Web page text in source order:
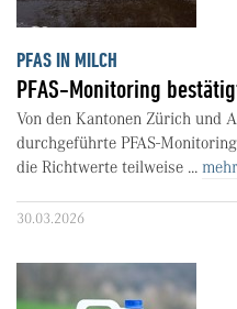
PFAS IN MILCH
PFAS-Monitoring
Von den Kantonen Zürich und
durchgeführte PFAS-
die Richtwerte teilweise ...
30.03.2026